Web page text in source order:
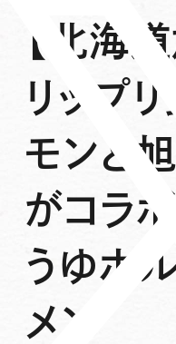
【北海
リップ
モンと
がコラ
うゆホ
メン